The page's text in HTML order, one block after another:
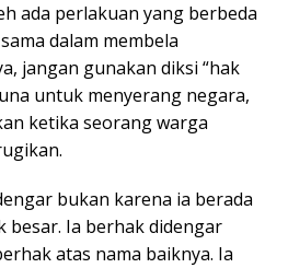
ada perlakuan yang berbeda
dalam membela
jangan gunakan diksi “hak
untuk menyerang negara,
ketika seorang warga
bukan karena ia berada
besar. Ia berhak didengar
atas nama baiknya. Ia